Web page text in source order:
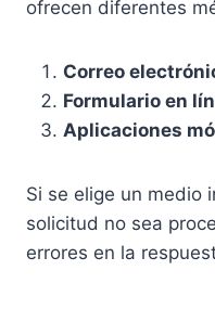
ofrecen diferentes
Correo
Formulario en
Aplicaciones
Si se elige un medio
solicitud no sea
errores en la